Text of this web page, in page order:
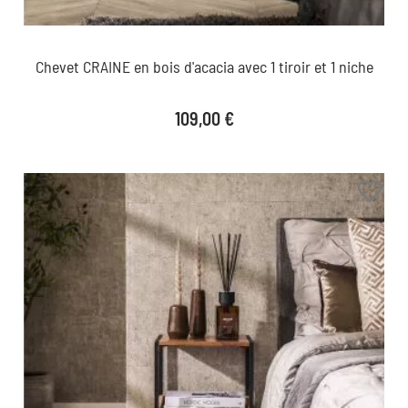
Chevet CRAINE en bois d'acacia avec 1 tiroir et 1 niche
Prix
109,00 €
favorite_border